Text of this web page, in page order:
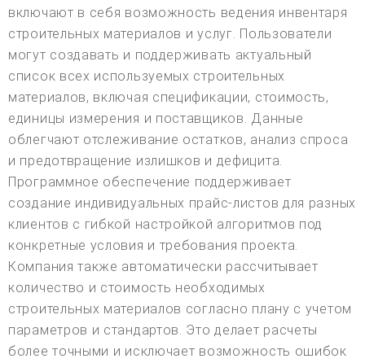
включают в себя возможность ведения инвентаря
строительных материалов и услуг. Пользователи
могут создавать и поддерживать актуальный
список всех используемых строительных
материалов, включая спецификации, стоимость,
единицы измерения и поставщиков. Данные
облегчают отслеживание остатков, анализ спроса
и предотвращение излишков и дефицита.
Программное обеспечение поддерживает
создание индивидуальных прайс-листов для разных
клиентов с гибкой настройкой алгоритмов под
конкретные условия и требования проекта.
Компания также автоматически рассчитывает
количество и стоимость необходимых
строительных материалов согласно плану с учетом
параметров и стандартов. Это делает расчеты
более точными и исключает возможность ошибок